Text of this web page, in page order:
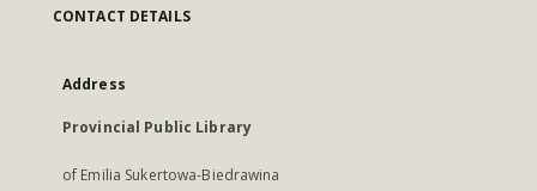
CONTACT DETAILS
Address
Provincial Public Library
of Emilia Sukertowa-Biedrawina